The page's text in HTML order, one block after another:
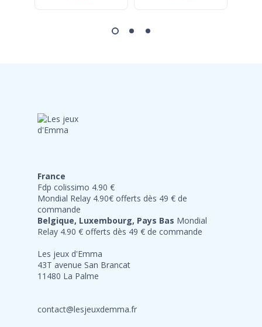
France
Fdp colissimo 4.90 €
Mondial Relay 4.90€ offerts dès 49 € de
commande
Belgique, Luxembourg, Pays Bas Mondial
Relay 4.90 € offerts dès 49 € de commande
Les jeux d'Emma
43T avenue San Brancat
11480 La Palme
contact@lesjeuxdemma.fr